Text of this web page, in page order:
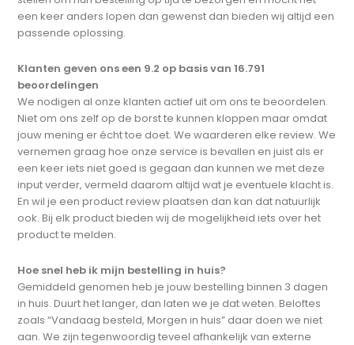
een keer anders lopen dan gewenst dan bieden wij altijd een
passende oplossing.
Klanten geven ons een 9.2 op basis van 16.791
beoordelingen
We nodigen al onze klanten actief uit om ons te beoordelen.
Niet om ons zelf op de borst te kunnen kloppen maar omdat
jouw mening er écht toe doet. We waarderen elke review. We
vernemen graag hoe onze service is bevallen en juist als er
een keer iets niet goed is gegaan dan kunnen we met deze
input verder, vermeld daarom altijd wat je eventuele klacht is.
En wil je een product review plaatsen dan kan dat natuurlijk
ook. Bij elk product bieden wij de mogelijkheid iets over het
product te melden.
Hoe snel heb ik mijn bestelling in huis?
Gemiddeld genomen heb je jouw bestelling binnen 3 dagen
in huis. Duurt het langer, dan laten we je dat weten. Beloftes
zoals “Vandaag besteld, Morgen in huis” daar doen we niet
aan. We zijn tegenwoordig teveel afhankelijk van externe